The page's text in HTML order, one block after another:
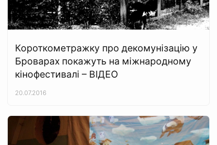
Короткометражку про декомунізацію у
Броварах покажуть на міжнародному
кінофестивалі – ВІДЕО
20.07.2016